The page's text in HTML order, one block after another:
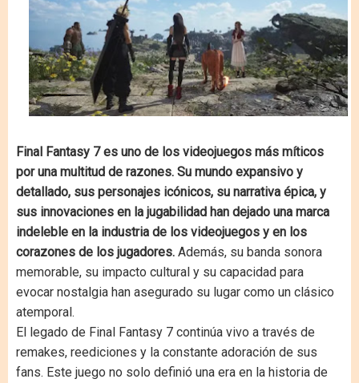
Final Fantasy 7 es uno de los videojuegos más míticos
por una multitud de razones. Su mundo expansivo y
detallado, sus personajes icónicos, su narrativa épica, y
sus innovaciones en la jugabilidad han dejado una marca
indeleble en la industria de los videojuegos y en los
corazones de los jugadores. Además, su banda sonora
memorable, su impacto cultural y su capacidad para
evocar nostalgia han asegurado su lugar como un clásico
atemporal.
El legado de Final Fantasy 7 continúa vivo a través de
remakes, reediciones y la constante adoración de sus
fans. Este juego no solo definió una era en la historia de